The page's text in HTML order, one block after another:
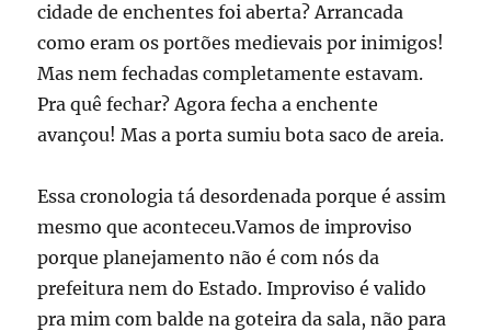
cidade de enchentes foi aberta? Arrancada
como eram os portões medievais por inimigos!
Mas nem fechadas completamente estavam.
Pra quê fechar? Agora fecha a enchente
avançou! Mas a porta sumiu bota saco de areia.
Essa cronologia tá desordenada porque é assim
mesmo que aconteceu.Vamos de improviso
porque planejamento não é com nós da
prefeitura nem do Estado. Improviso é valido
pra mim com balde na goteira da sala, não para